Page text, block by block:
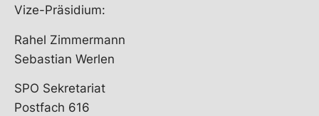
Vize-Präsidium:
Rahel Zimmermann
Sebastian Werlen
SPO Sekretariat
Postfach 616